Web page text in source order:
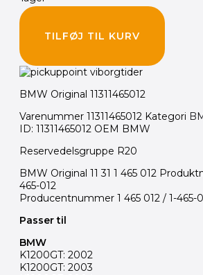
TILFØJ TIL KURV
BMW Original 11311465012
Varenummer 11311465012 Kategori
ID: 11311465012 OEM BMW
Reservedelsgruppe R20
BMW Original 11 31 1 465 012
465-012
Producentnummer 1 465 012 / 1-465-
Passer til
BMW
K1200GT: 2002
K1200GT: 2003